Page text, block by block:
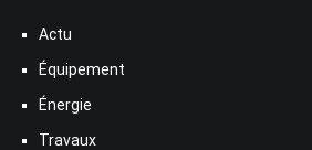
Actu
Équipement
Énergie
Travaux